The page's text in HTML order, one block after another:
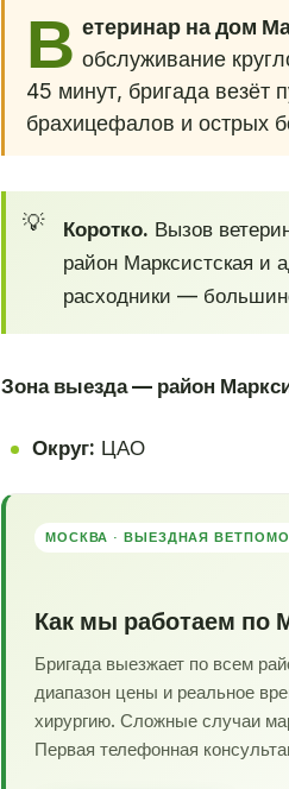
В етеринар на дом
обслуживание
45 минут, бригада везёт
брахицефалов и острых
Коротко. Вызов
район Марксистская и
расходники —
Зона выезда — район
Округ: ЦАО
МОСКВА · ВЫЕЗДНАЯ
Как мы работаем по
Бригада выезжает по всем
диапазон цены и реальное
хирургию. Сложные случаи
Первая телефонная